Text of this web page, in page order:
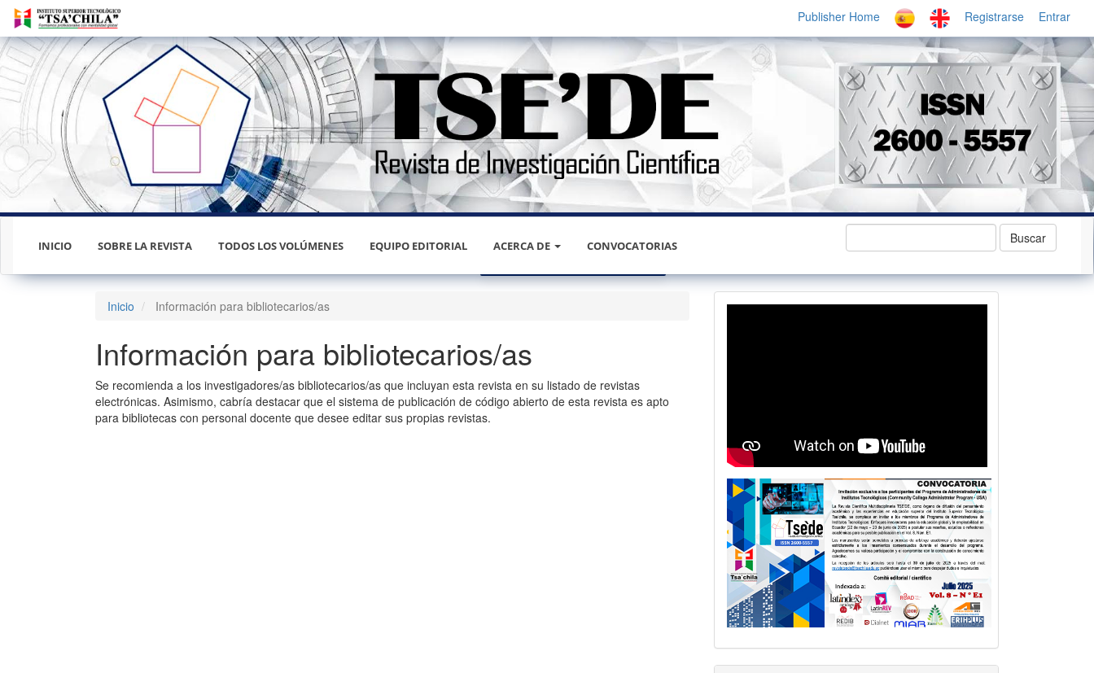
Navegación
principal
Contenido
principal
Barra
lateral
Publisher Home Registrarse Entrar
INICIO SOBRE LA REVISTA TODOS LOS VOLÚMENES EQUIPO EDITORIAL ACERCA DE CONVOCATORIAS Buscar
Inicio Información para bibliotecarios/as
Información para bibliotecarios/as
Se recomienda a los investigadores/as bibliotecarios/as que incluyan esta revista en su listado de revistas
electrónicas. Asimismo, cabría destacar que el sistema de publicación de código abierto de esta revista es apto
para bibliotecas con personal docente que desee editar sus propias revistas.
revistavideo